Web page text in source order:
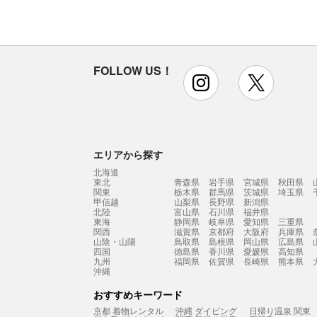
FOLLOW US！ instagram
エリアから探す
北海道
東北
青森県 岩手県 宮城県 秋田県
関東
栃木県 群馬県 茨城県 埼玉県
甲信越
山梨県 長野県
新潟県
北陸
富山県 石川県
福井県
東海
静岡県 岐阜県 愛知県
三重県
関西
滋賀県 京都府 大阪府 兵庫県
山陰・山陽
鳥取県 島根県 岡山県 広島県
四国
徳島県 香川県 愛媛県
高知県
九州
福岡県 佐賀県 長崎県 熊本県
沖縄
おすすめキーワード
京都 着物レンタル 沖縄 ダイビング 日帰り温泉 関東